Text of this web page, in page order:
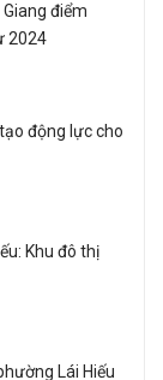
điểm
2024
động lực cho
Khu đô thị
Lái Hiếu